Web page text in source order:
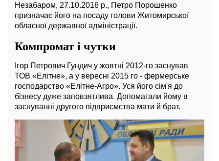
Незабаром, 27.10.2016 р., Петро Порошенко
призначає його на посаду голови Житомирської
обласної державної адміністрації.
Компромат і чутки
Ігор Петрович Гундич у жовтні 2012-го заснував
ТОВ «Елітне», а у вересні 2015 го - фермерське
господарство «Елітне-Агро». Уся його сім'я до
бізнесу дуже заповзятлива. Допомагали йому в
заснуванні другого підприємства мати й брат.